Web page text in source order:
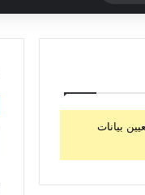
بيانات